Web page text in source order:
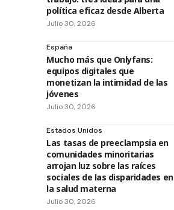
política eficaz desde Alberta
Julio 30, 2026
España
Mucho más que Onlyfans:
equipos digitales que
monetizan la intimidad de las
jóvenes
Julio 30, 2026
Estados Unidos
Las tasas de preeclampsia en
comunidades minoritarias
arrojan luz sobre las raíces
sociales de las disparidades en
la salud materna
Julio 30, 2026